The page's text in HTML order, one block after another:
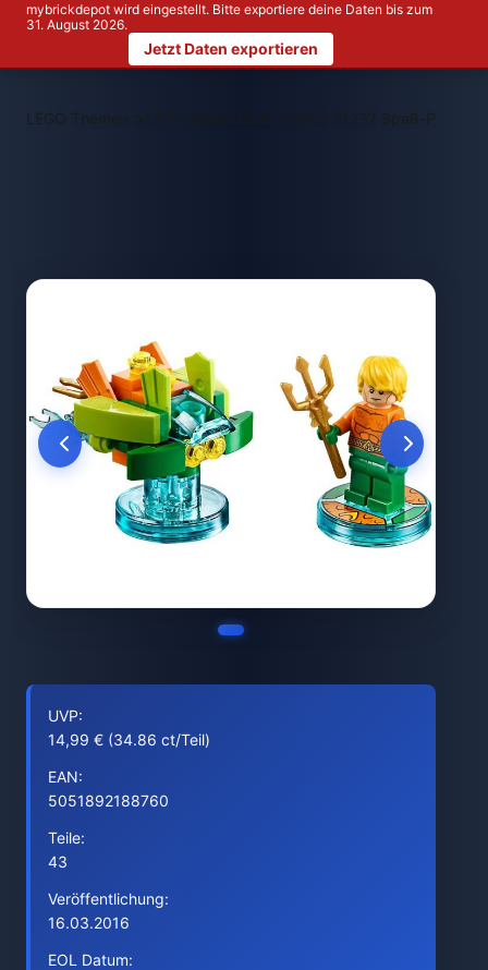
mybrickdepot wird eingestellt. Bitte exportiere deine Daten bis zum
31. August 2026.
Jetzt Daten exportieren
LEGO Themen > LEGO 71237 Spaß-Paket
UVP:
14,99 € (34.86 ct/Teil)
EAN:
5051892188760
Teile:
43
Veröffentlichung:
16.03.2016
EOL Datum: